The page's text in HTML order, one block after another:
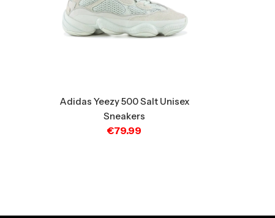
Adidas Yeezy 500 Salt Unisex
Sneakers
€79.99